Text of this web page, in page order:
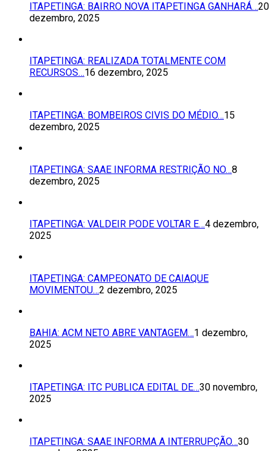
ITAPETINGA: BAIRRO NOVA ITAPETINGA GANHARÁ…20
dezembro, 2025
ITAPETINGA: REALIZADA TOTALMENTE COM
RECURSOS…16 dezembro, 2025
ITAPETINGA: BOMBEIROS CIVIS DO MÉDIO…15
dezembro, 2025
ITAPETINGA: SAAE INFORMA RESTRIÇÃO NO…8
dezembro, 2025
ITAPETINGA: VALDEIR PODE VOLTAR E…4 dezembro,
2025
ITAPETINGA: CAMPEONATO DE CAIAQUE
MOVIMENTOU…2 dezembro, 2025
BAHIA: ACM NETO ABRE VANTAGEM…1 dezembro,
2025
ITAPETINGA: ITC PUBLICA EDITAL DE…30 novembro,
2025
ITAPETINGA: SAAE INFORMA A INTERRUPÇÃO…30